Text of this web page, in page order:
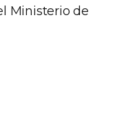
Ministerio de